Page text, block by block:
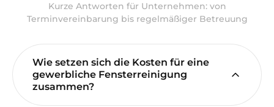
Kurze Antworten für Unternehmen: von
Terminvereinbarung bis regelmäßiger Betreuung
Wie setzen sich die Kosten für eine
gewerbliche Fensterreinigung
zusammen?